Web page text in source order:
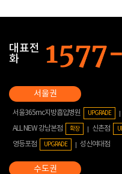
대표전
화
서울365mc지방흡입병원 UPGRADE
ALL NEW 강남본점 확장 신촌점
영등포점
UPGRADE 성신여대점